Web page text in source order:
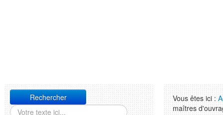
Rechercher Vous êtes ici :
maîtres